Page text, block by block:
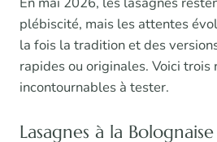
plébiscité, mais les attentes
la fois la tradition et des
rapides ou originales. Voici trois
incontournables à tester.
Lasagnes à la